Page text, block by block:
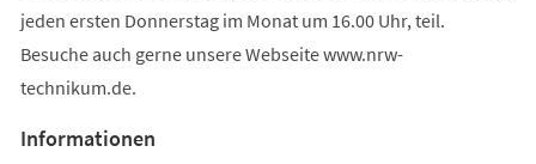
jeden ersten Donnerstag im Monat um 16.00 Uhr, teil.
Besuche auch gerne unsere Webseite www.nrw-
technikum.de.
Informationen